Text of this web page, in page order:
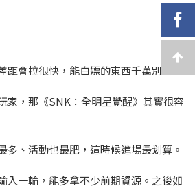
會拉很快，能白嫖的東西千萬別漏。
家，那《SNK ：全明星覺醒》其實很容
多、活動也最肥，這時候進場最划算。
入一輪，能多拿不少前期資源。之後如